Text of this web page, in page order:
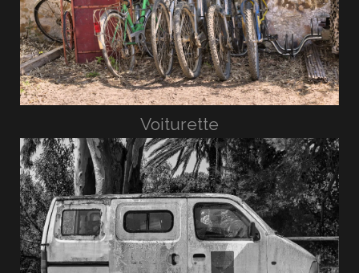
Voiturette